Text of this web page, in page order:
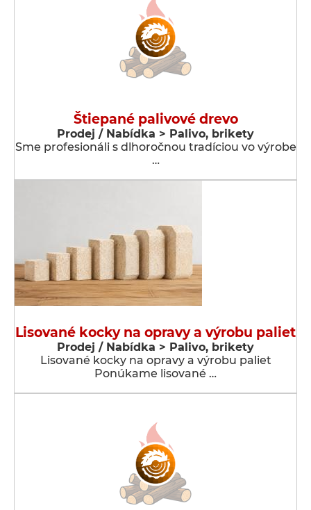
Štiepané palivové drevo
Prodej / Nabídka > Palivo, brikety
Sme profesionáli s dlhoročnou tradíciou vo výrobe
…
Lisované kocky na opravy a výrobu paliet
Prodej / Nabídka > Palivo, brikety
Lisované kocky na opravy a výrobu paliet
Ponúkame lisované …